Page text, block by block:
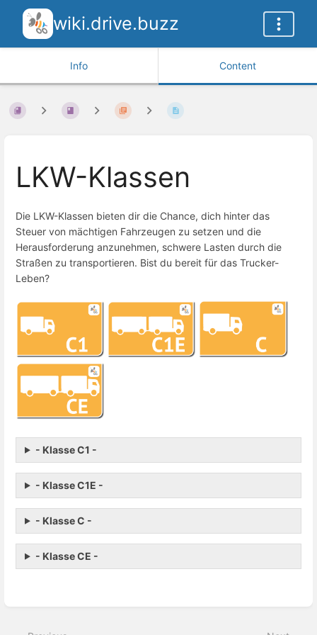
wiki.drive.buzz
Info Content
LKW-Klassen
Die LKW-Klassen bieten dir die Chance, dich hinter das
Steuer von mächtigen Fahrzeugen zu setzen und die
Herausforderung anzunehmen, schwere Lasten durch die
Straßen zu transportieren. Bist du bereit für das Trucker-
Leben?
- Klasse C1 -
- Klasse C1E -
- Klasse C -
- Klasse CE -
select